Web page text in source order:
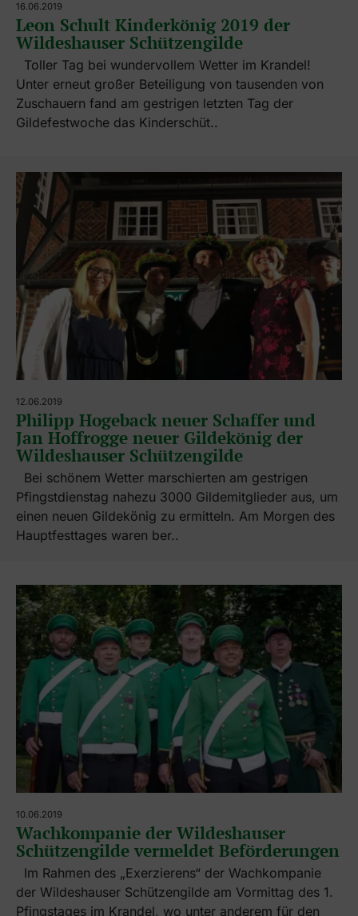
16.06.2019
Leon Schult Kinderkönig 2019 der
Wildeshauser Schützengilde
Toller Tag bei wundervollem Wetter im Krandel!
Unter erneut großer Beteiligung von tausenden von
Zuschauern fand am gestrigen letzten Tag der
Gildefestwoche das Kinderschüt..
12.06.2019
Philipp Hogeback neuer Schaffer und
Jan Hoffrogge neuer Gildekönig der
Wildeshauser Schützengilde
Bei schönem Wetter marschierten am gestrigen
Pfingstdienstag nahezu 3000 Gildemitglieder aus, um
einen neuen Gildekönig zu ermitteln. Am Morgen des
Hauptfesttages waren ber..
10.06.2019
Wachkompanie der Wildeshauser
Schützengilde vermeldet Beförderungen
Im Rahmen des „Exerzierens“ der Wachkompanie
der Wildeshauser Schützengilde am Vormittag des 1.
Pfingstages im Krandel, wo unter anderem für den